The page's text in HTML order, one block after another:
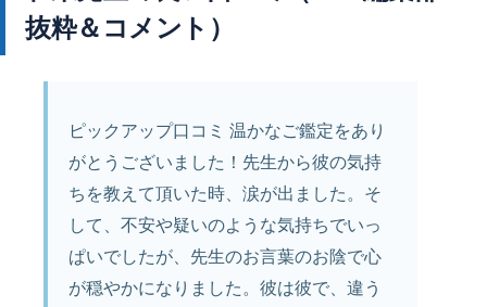
抜粋＆コメント）
ピックアップ口コミ 温かなご鑑定をあり
がとうございました！ 先生から彼の気持
ちを教えて頂いた時、涙が出ました。 そ
して、不安や疑いのような気持ちでいっ
ぱいでしたが、先生のお言葉のお陰で心
が穏やかになりました。彼は彼で、違う